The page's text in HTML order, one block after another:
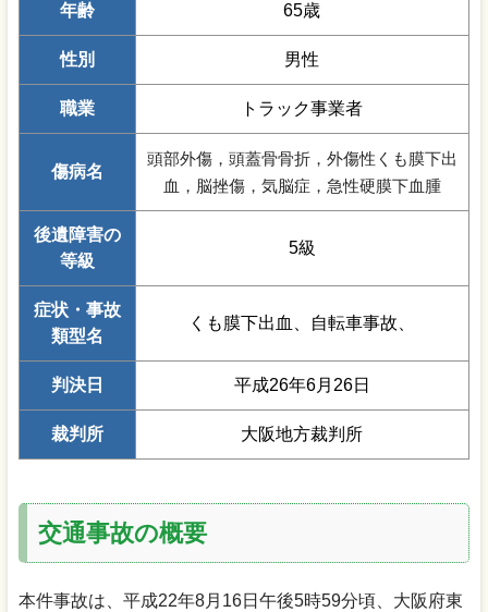
年齢 65歳
性別 男性
職業 トラック事業者
傷病名
頭部外傷，頭蓋骨骨折，外傷性くも膜下出
血，脳挫傷，気脳症，急性硬膜下血腫
後遺障害の
等級
5級
症状・事故
類型名
くも膜下出血、自転車事故、
判決日 平成26年6月26日
裁判所 大阪地方裁判所
交通事故の概要
本件事故は、平成22年8月16日午後5時59分頃、大阪府東